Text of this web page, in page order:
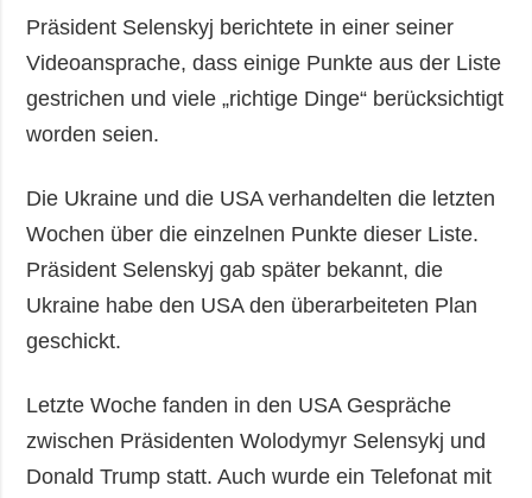
Präsident Selenskyj berichtete in einer seiner
Videoansprache, dass einige Punkte aus der Liste
gestrichen und viele „richtige Dinge“ berücksichtigt
worden seien.
Die Ukraine und die USA verhandelten die letzten
Wochen über die einzelnen Punkte dieser Liste.
Präsident Selenskyj gab später bekannt, die
Ukraine habe den USA den überarbeiteten Plan
geschickt.
Letzte Woche fanden in den USA Gespräche
zwischen Präsidenten Wolodymyr Selensykj und
Donald Trump statt. Auch wurde ein Telefonat mit